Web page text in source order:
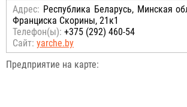
Адрес: Республика Беларусь, Минская
Франциска Скорины, 21к1
Телефон(ы): +375 (292) 460-54
Сайт: yarche.by
Предприятие на карте: